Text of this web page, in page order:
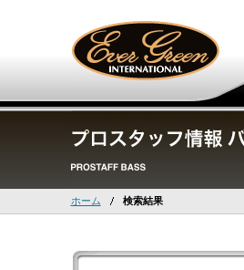
ホーム 検索結果